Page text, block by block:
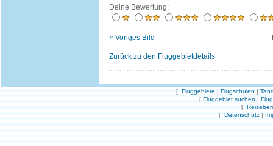
Deine Bewertung:
« Voriges Bild
Zurück zu den Fluggebietdetails
[ Fluggebiete | Flugschulen |
[ Fluggebiet suchen |
[
[ Datenschutz |